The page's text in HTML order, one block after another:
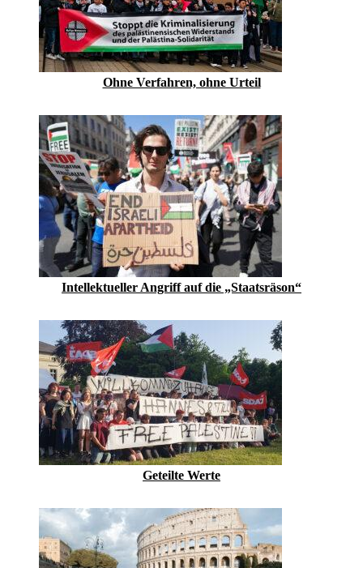
Ohne Verfahren, ohne Urteil
Intellektueller Angriff auf die „Staatsräson“
Geteilte Werte